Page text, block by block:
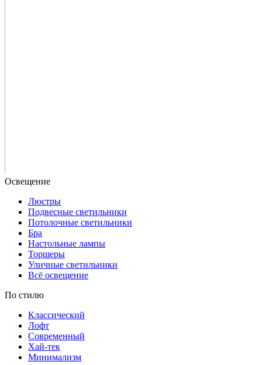
Люстры
Подвесные светильники
Потолочные светильники
Бра
Настольные лампы
Торшеры
Уличные светильники